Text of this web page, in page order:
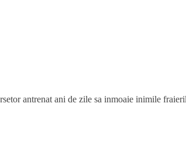
antrenat ani de zile sa inmoaie inimile